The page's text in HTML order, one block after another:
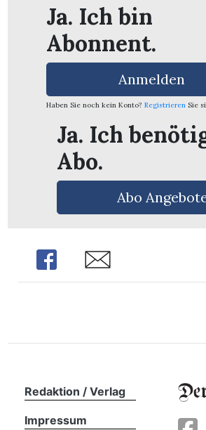
Ja. Ich bin
Abonnent.
Anmelden
Haben Sie noch kein Konto? Registrieren Sie
Ja. Ich
Abo.
Abo
Share Share
Redaktion / Verlag
Impressum